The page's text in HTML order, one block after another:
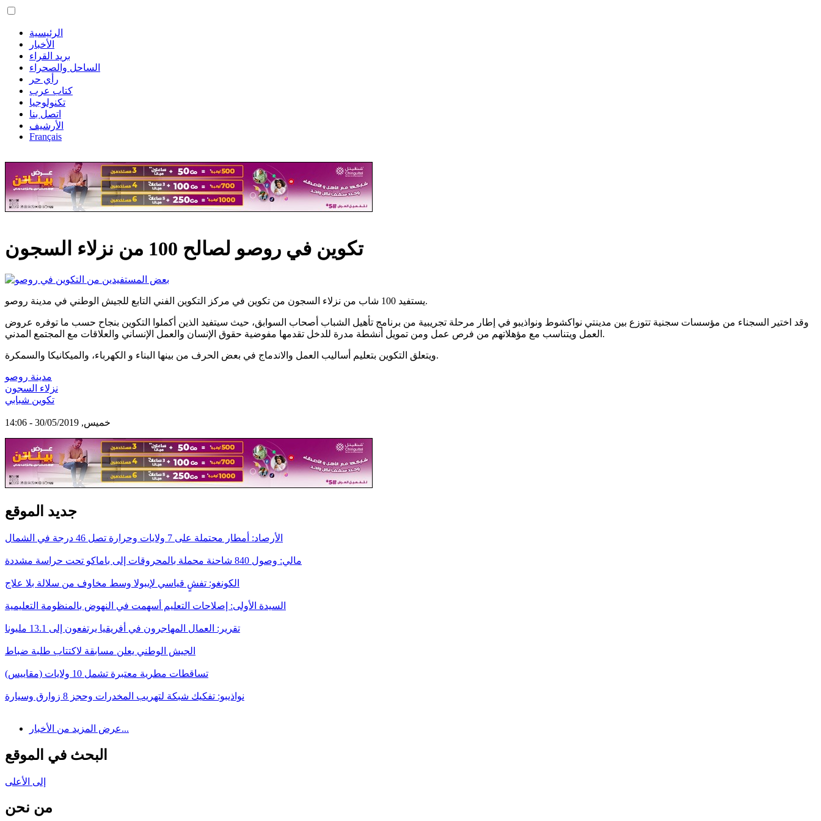
الرئيسية
الأخبار
بريد القراء
الساحل والصحراء
رأي حر
كتاب عرب
تكنولوجيا
اتصل بنا
الأرشيف
Français
تكوين في روصو لصالح 100 من نزلاء السجون
يستفيد 100 شاب من نزلاء السجون من تكوين في مركز التكوين الفني التابع للجيش الوطني في مدينة روصو.
وقد اختير السجناء من مؤسسات سجنية تتوزع بين مدينتي نواكشوط ونواذيبو في إطار مرحلة تجريبية من برنامج تأهيل الشباب أصحاب السوابق، حيث سيتفيد الذين أكملوا التكوين بنجاح حسب ما توفره عروض
العمل ويتناسب مع مؤهلاتهم من فرص عمل ومن تمويل أنشطة مدرة للدخل تقدمها مفوضية حقوق الإنسان والعمل الإنساني والعلاقات مع المجتمع المدني.
ويتعلق التكوين بتعليم أساليب العمل والاندماج في بعض الحرف من بينها البناء و الكهرباء، والميكانيكا والسمكرة.
مدينة روصو
نزلاء السجون
تكوين شبابي
خميس, 30/05/2019 - 14:06
جديد الموقع
الأرصاد: أمطار محتملة على 7 ولايات وحرارة تصل 46 درجة في الشمال
مالي: وصول 840 شاحنة محملة بالمحروقات إلى باماكو تحت حراسة مشددة
الكونغو: تفشٍ قياسي لإيبولا وسط مخاوف من سلالة بلا علاج
السيدة الأولى: إصلاحات التعليم أسهمت في النهوض بالمنظومة التعليمية
تقرير: العمال المهاجرون في أفريقيا يرتفعون إلى 13.1 مليونا
الجيش الوطني يعلن مسابقة لاكتتاب طلبة ضباط
تساقطات مطرية معتبرة تشمل 10 ولايات (مقاييس)
نواذيبو: تفكيك شبكة لتهريب المخدرات وحجز 8 زوارق وسيارة
عرض المزيد من الأخبار...
البحث في الموقع
إلى الأعلى
من نحن